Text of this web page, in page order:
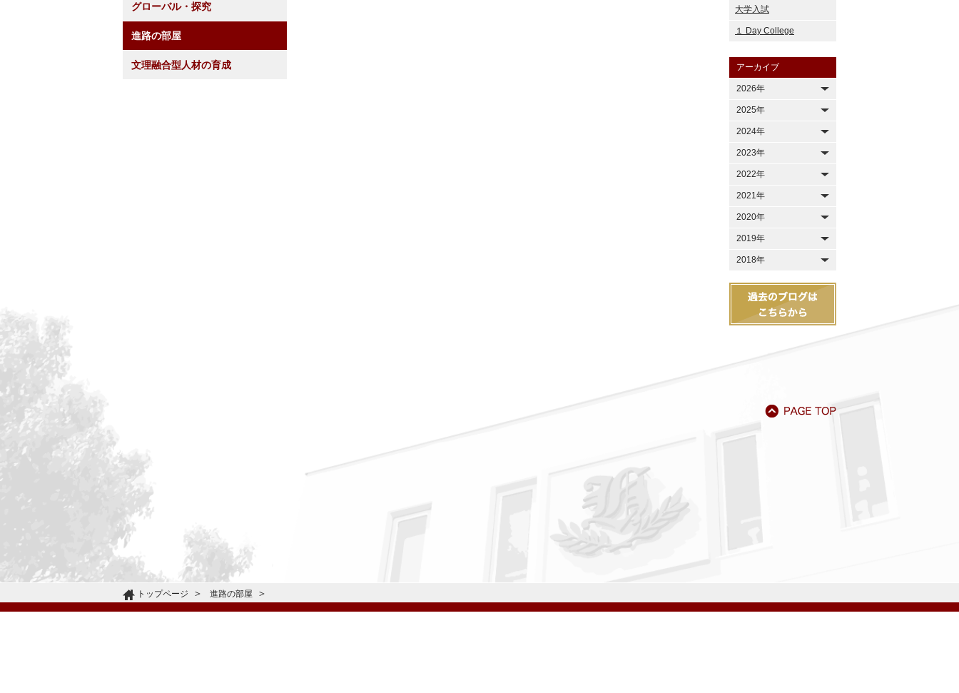
大学入試
１ Day College
アーカイブ
2026年
2025年
2024年
2023年
2022年
2021年
2020年
2019年
2018年
グローバル・探究
進路の部屋
文理融合型人材の育成
トップページ 進路の部屋